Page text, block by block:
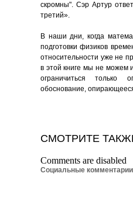
скромны". Сэр Артур
третий».
В наши дни, когда
подготовки физиков
относительности уже не
в этой книге мы не можем
ограничиться только
обоснование,
СМОТРИТЕ
Comments are disabled
Социальные